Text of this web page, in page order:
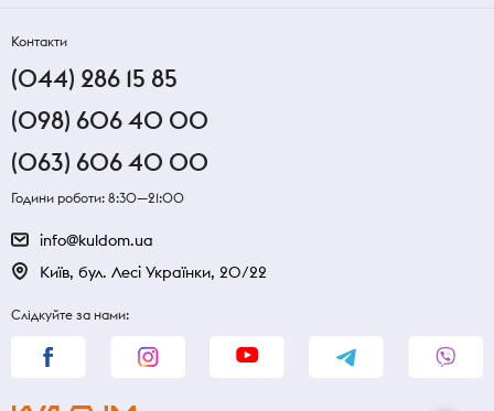
Контакти
(044) 286 15 85
(098) 606 40 00
(063) 606 40 00
Години роботи: 8:30—21:00
info@kuldom.ua
Київ, бул. Лесі Українки, 20/22
Слідкуйте за нами: